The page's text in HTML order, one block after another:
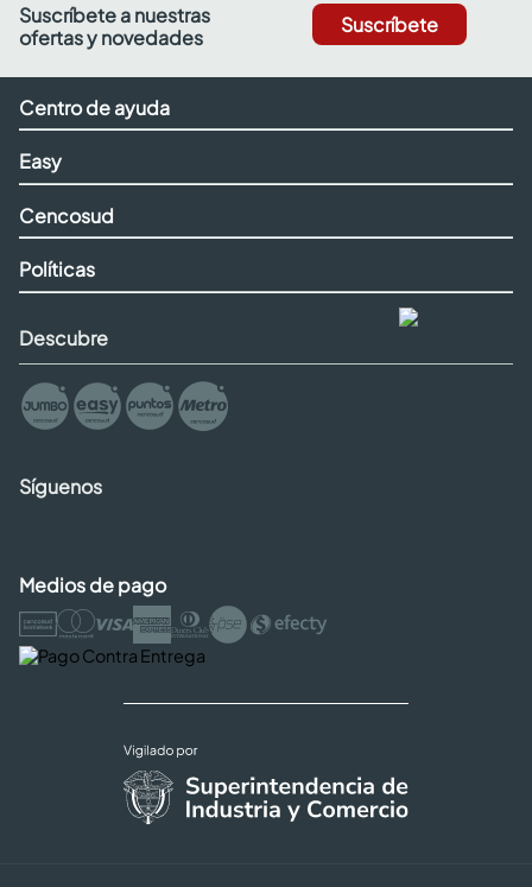
Suscríbete a nuestras
ofertas y novedades
Suscríbete
Centro de ayuda
Easy
Cencosud
Políticas
Descubre
Síguenos
Medios de pago